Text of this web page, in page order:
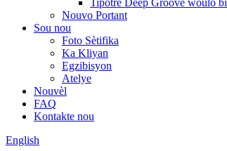
Tipòtrè Deep Groove woulo bi
Nouvo Portant
Sou nou
Foto Sètifika
Ka Kliyan
Egzibisyon
Atelye
Nouvèl
FAQ
Kontakte nou
English